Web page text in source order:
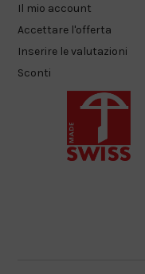
Il mio account
Accettare l'offerta
Inserire le valutazioni
Sconti